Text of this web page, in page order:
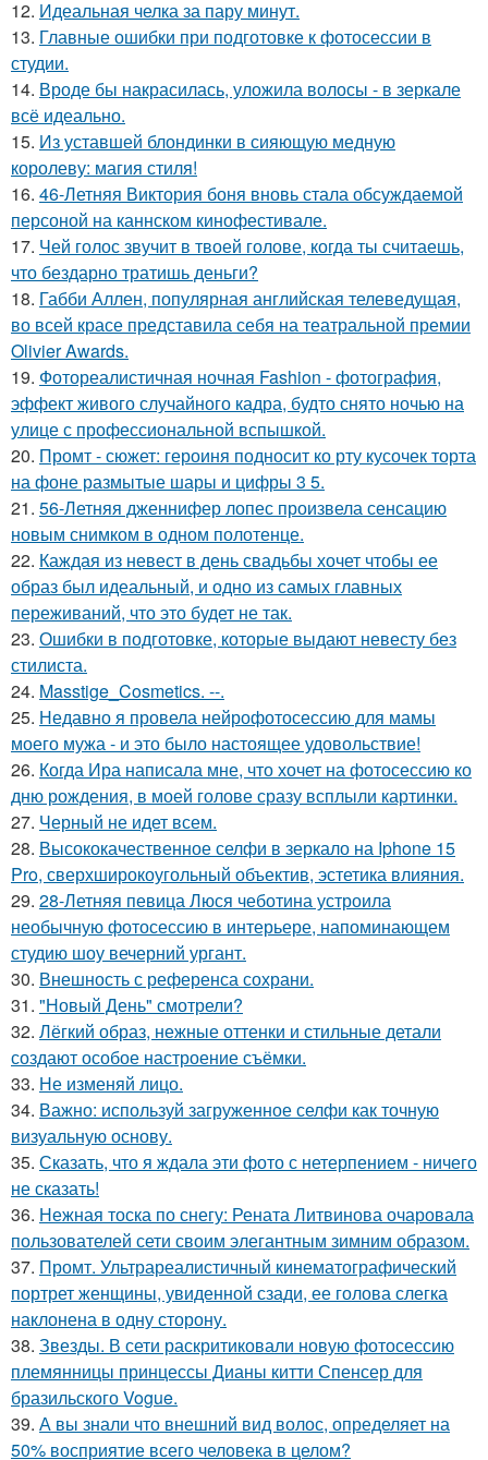
12. Идеальная челка за пару минут.
13. Главные ошибки при подготовке к фотосессии в
студии.
14. Вроде бы накрасилась, уложила волосы - в зеркале
всё идеально.
15. Из уставшей блондинки в сияющую медную
королеву: магия стиля!
16. 46-Летняя Виктория боня вновь стала обсуждаемой
персоной на каннском кинофестивале.
17. Чей голос звучит в твоей голове, когда ты считаешь,
что бездарно тратишь деньги?
18. Габби Аллен, популярная английская телеведущая,
во всей красе представила себя на театральной премии
Olivier Awards.
19. Фотореалистичная ночная Fashion - фотография,
эффект живого случайного кадра, будто снято ночью на
улице с профессиональной вспышкой.
20. Промт - сюжет: героиня подносит ко рту кусочек торта
на фоне размытые шары и цифры 3 5.
21. 56-Летняя дженнифер лопес произвела сенсацию
новым снимком в одном полотенце.
22. Каждая из невест в день свадьбы хочет чтобы ее
образ был идеальный, и одно из самых главных
переживаний, что это будет не так.
23. Ошибки в подготовке, которые выдают невесту без
стилиста.
24. Masstige_Cosmetics. --.
25. Недавно я провела нейрофотосессию для мамы
моего мужа - и это было настоящее удовольствие!
26. Когда Ира написала мне, что хочет на фотосессию ко
дню рождения, в моей голове сразу всплыли картинки.
27. Черный не идет всем.
28. Высококачественное селфи в зеркало на Iphone 15
Pro, сверхширокоугольный объектив, эстетика влияния.
29. 28-Летняя певица Люся чеботина устроила
необычную фотосессию в интерьере, напоминающем
студию шоу вечерний ургант.
30. Внешность с референса сохрани.
31. "Новый День" смотрели?
32. Лёгкий образ, нежные оттенки и стильные детали
создают особое настроение съёмки.
33. Не изменяй лицо.
34. Важно: используй загруженное селфи как точную
визуальную основу.
35. Сказать, что я ждала эти фото с нетерпением - ничего
не сказать!
36. Нежная тоска по снегу: Рената Литвинова очаровала
пользователей сети своим элегантным зимним образом.
37. Промт. Ультрареалистичный кинематографический
портрет женщины, увиденной сзади, ее голова слегка
наклонена в одну сторону.
38. Звезды. В сети раскритиковали новую фотосессию
племянницы принцессы Дианы китти Спенсер для
бразильского Vogue.
39. А вы знали что внешний вид волос, определяет на
50% восприятие всего человека в целом?